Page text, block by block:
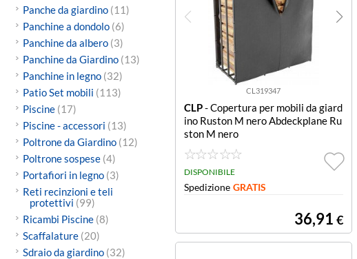
Panche da giardino (11)
Panchine a dondolo (6)
Panchine da albero (3)
Panchine da Giardino (13)
Panchine in legno (32)
Patio Set mobili (113)
Piscine (17)
Piscine - accessori (13)
Poltrone da Giardino (12)
Poltrone sospese (4)
Portafiori in legno (3)
Reti recinzioni e teli
protettivi (99)
Ricambi Piscine (8)
Scaffalature (20)
Sdraio da giardino (32)
CL319347
CLP- Copertura per mobili da giard
ino Ruston M nero Abdeckplane Ru
ston M nero
DISPONIBILE
Spedizione GRATIS
36,91 €